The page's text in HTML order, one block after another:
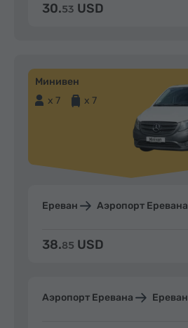
30.53 USD
Минивен
x 7
x 7
Ереван Аэропорт Еревана
38.85 USD
Аэропорт Еревана Ереван